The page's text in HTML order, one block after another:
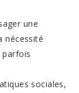
une
nécessité
parfois
sociales,